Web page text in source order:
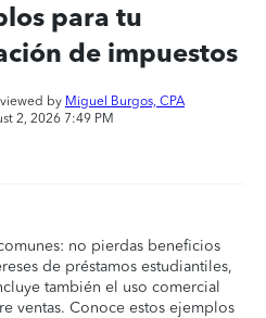
para tu
de impuestos
by Miguel Burgos, CPA
2, 2026 7:49 PM
no pierdas beneficios
de préstamos estudiantiles,
también el uso comercial
ventas. Conoce estos ejemplos